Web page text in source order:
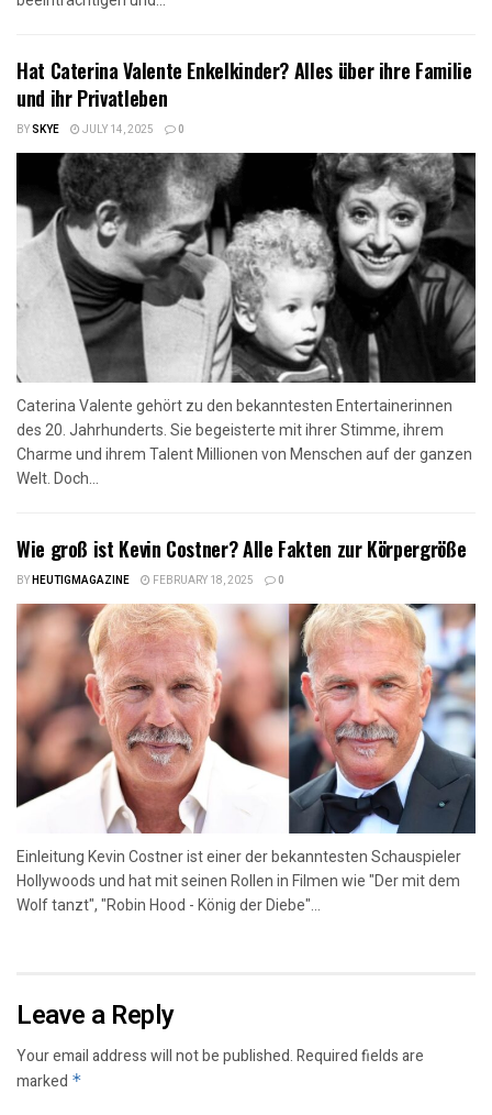
Hat Caterina Valente Enkelkinder? Alles über ihre Familie
und ihr Privatleben
BYSKYE JULY 14, 2025 0
Caterina Valente gehört zu den bekanntesten Entertainerinnen
des 20. Jahrhunderts. Sie begeisterte mit ihrer Stimme, ihrem
Charme und ihrem Talent Millionen von Menschen auf der ganzen
Welt. Doch...
Wie groß ist Kevin Costner? Alle Fakten zur Körpergröße
BYHEUTIGMAGAZINE FEBRUARY 18, 2025 0
Einleitung Kevin Costner ist einer der bekanntesten Schauspieler
Hollywoods und hat mit seinen Rollen in Filmen wie "Der mit dem
Wolf tanzt", "Robin Hood - König der Diebe"...
Leave a Reply
Your email address will not be published.Required fields are
marked *